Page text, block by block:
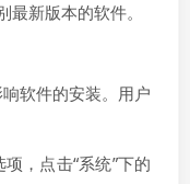
新版本的软件。
软件的安装。用户
，点击“系统”下的